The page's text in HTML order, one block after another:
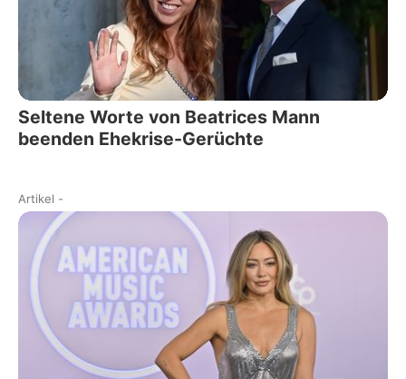
Seltene Worte von Beatrices Mann
beenden Ehekrise-Gerüchte
Artikel -